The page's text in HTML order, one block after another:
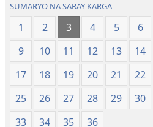
SUMARYO NA SARAY KARGA
1 2 3 4 5 6
9
10 11 12 13 14
17
18 19 20 21 22
25
26 27 28 29 30
33
34 35 36